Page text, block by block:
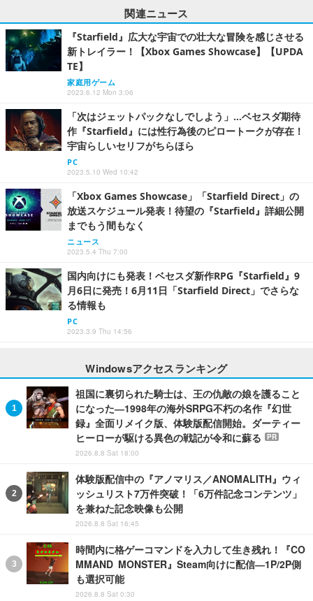
関連ニュース
『Starfield』広大な宇宙での壮大な冒険を感じさせる
新トレイラー！【Xbox Games Showcase】【UPDA
TE】
家庭用ゲーム
2023.6.12 Mon 3:06
「次はジェットパックなしでしよう」…ベセスダ期待
作『Starfield』には性行為後のピロートークが存在！
宇宙らしいセリフがちらほら
PC
2023.5.10 Wed 10:42
「Xbox Games Showcase」「Starfield Direct」の
放送スケジュール発表！待望の『Starfield』詳細公開
までもう間もなく
ニュース
2023.5.4 Thu 7:00
国内向けにも発表！ベセスダ新作RPG『Starfield』9
月6日に発売！6月11日「Starfield Direct」でさらな
る情報も
PC
2023.3.9 Thu 14:56
Windowsアクセスランキング
祖国に裏切られた騎士は、王の仇敵の娘を護ること
になった―1998年の海外SRPG不朽の名作『幻世
録』全面リメイク版、体験版配信開始。ダーティー
ヒーローが駆ける異色の戦記が令和に蘇る
PR
2026.8.8 Sat 18:00
体験版配信中の『アノマリス／ANOMALITH』ウィ
ッシュリスト7万件突破！「6万件記念コンテンツ」
を兼ねた記念映像も公開
2026.8.8 Sat 16:45
時間内に格ゲーコマンドを入力して生き残れ！『CO
MMAND MONSTER』Steam向けに配信―1P/2P側
も選択可能
2026.8.8 Sat 0:30